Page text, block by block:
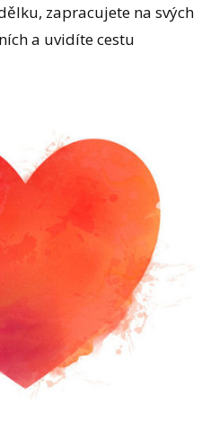
zapracujete na svých
a uvidíte cestu